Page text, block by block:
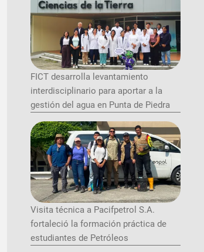
ShareFICT desarrolla levantamiento
interdisciplinario para aportar a la
gestión del agua en Punta de Piedra
Visita técnica a Pacifpetrol S.A.
fortaleció la formación práctica de
estudiantes de Petróleos